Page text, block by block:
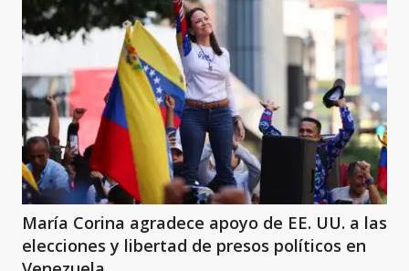
María Corina agradece apoyo de EE. UU. a las
elecciones y libertad de presos políticos en